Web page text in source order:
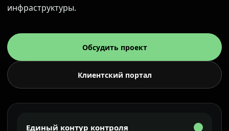
инфраструктуры.
Обсудить проект
Клиентский портал
Единый контур контроля